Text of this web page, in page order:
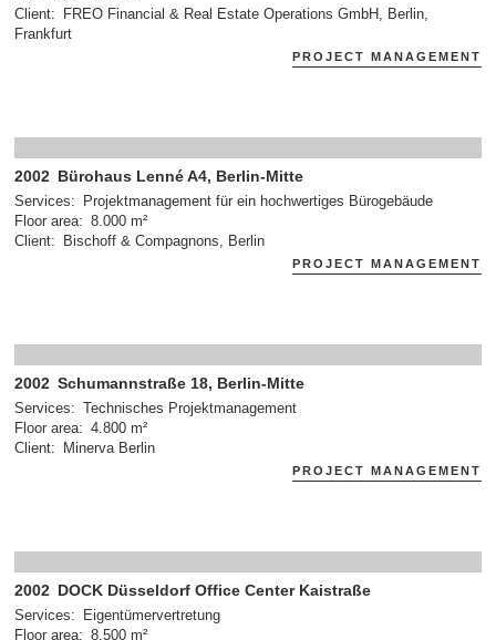
Client
FREO Financial & Real Estate Operations GmbH, Berlin,
Frankfurt
PROJECT MANAGEMENT
2002 Bürohaus Lenné A4, Berlin-Mitte
Services
Projektmanagement für ein hochwertiges Bürogebäude
Floor area
8.000 m²
Client
Bischoff & Compagnons, Berlin
PROJECT MANAGEMENT
2002 Schumannstraße 18, Berlin-Mitte
Services
Technisches Projektmanagement
Floor area
4.800 m²
Client
Minerva Berlin
PROJECT MANAGEMENT
2002 DOCK Düsseldorf Office Center Kaistraße
Services
Eigentümervertretung
Floor area
8.500 m²